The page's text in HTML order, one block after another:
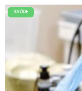
SAÚDE